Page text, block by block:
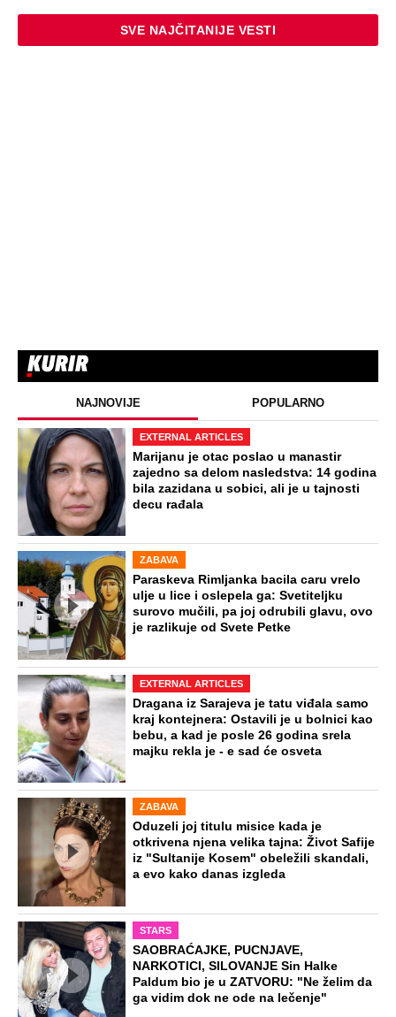
SVE NAJČITANIJE VESTI
NAJNOVIJE POPULARNO
EXTERNAL ARTICLES
Marijanu je otac poslao u manastir
zajedno sa delom nasledstva: 14 godina
bila zazidana u sobici, ali je u tajnosti
decu rađala
ZABAVA
Paraskeva Rimljanka bacila caru vrelo
ulje u lice i oslepela ga: Svetiteljku
surovo mučili, pa joj odrubili glavu, ovo
je razlikuje od Svete Petke
EXTERNAL ARTICLES
Dragana iz Sarajeva je tatu viđala samo
kraj kontejnera: Ostavili je u bolnici kao
bebu, a kad je posle 26 godina srela
majku rekla je - e sad će osveta
ZABAVA
Oduzeli joj titulu misice kada je
otkrivena njena velika tajna: Život Safije
iz "Sultanije Kosem" obeležili skandali,
a evo kako danas izgleda
STARS
SAOBRAĆAJKE, PUCNJAVE,
NARKOTICI, SILOVANJE Sin Halke
Paldum bio je u ZATVORU: "Ne želim da
ga vidim dok ne ode na lečenje"